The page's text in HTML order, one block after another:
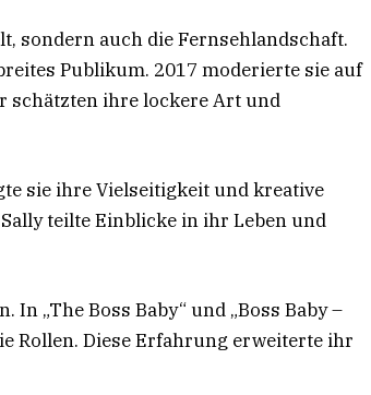
sondern auch die Fernsehlandschaft.
Publikum. 2017 moderierte sie auf
schätzten ihre lockere Art und
sie ihre Vielseitigkeit und kreative
teilte Einblicke in ihr Leben und
„The Boss Baby“ und „Boss Baby –
Rollen. Diese Erfahrung erweiterte ihr